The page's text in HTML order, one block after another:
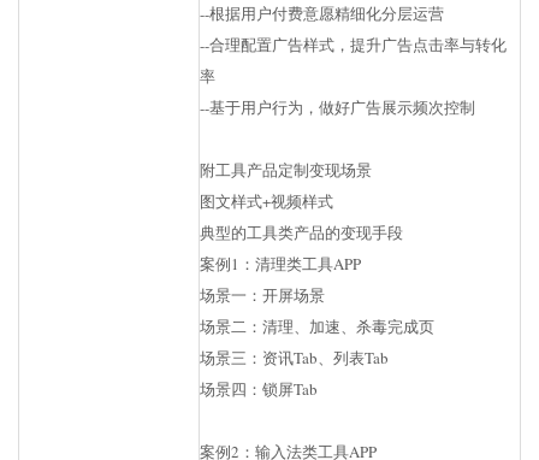
--根据用户付费意愿精细化分层运营
--合理配置广告样式，提升广告点击率与转化
率
--基于用户行为，做好广告展示频次控制
附工具产品定制变现场景
图文样式+视频样式
典型的工具类产品的变现手段
案例1：清理类工具APP
场景一：开屏场景
场景二：清理、加速、杀毒完成页
场景三：资讯Tab、列表Tab
场景四：锁屏Tab
案例2：输入法类工具APP